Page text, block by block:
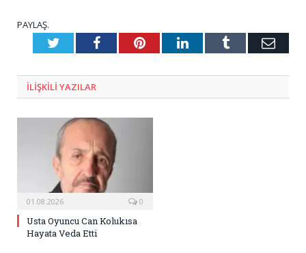
PAYLAŞ.
TwitterFacebookPinterestLinkedInTumblr E-
ILIŞKILI YAZILAR
01.08.2026 0
Usta Oyuncu Can Kolukısa
Hayata Veda Etti